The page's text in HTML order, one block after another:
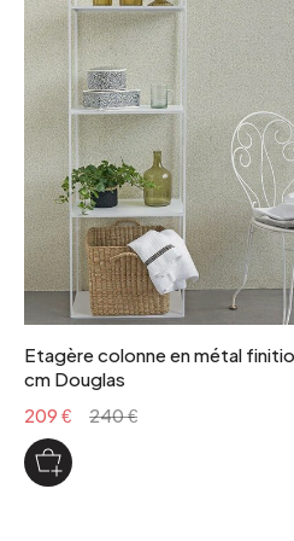
poids colis
28 kg
Etagère colonne en métal
cm Douglas
209 €
240 €